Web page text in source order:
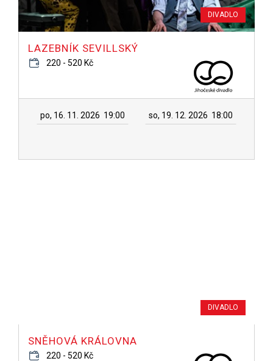
DIVADLO
LAZEBNÍK SEVILLSKÝ
220 - 520 Kč
po, 16. 11. 2026 19:00 so, 19. 12. 2026 18:00
DIVADLO
SNĚHOVÁ KRÁLOVNA
220 - 520 Kč